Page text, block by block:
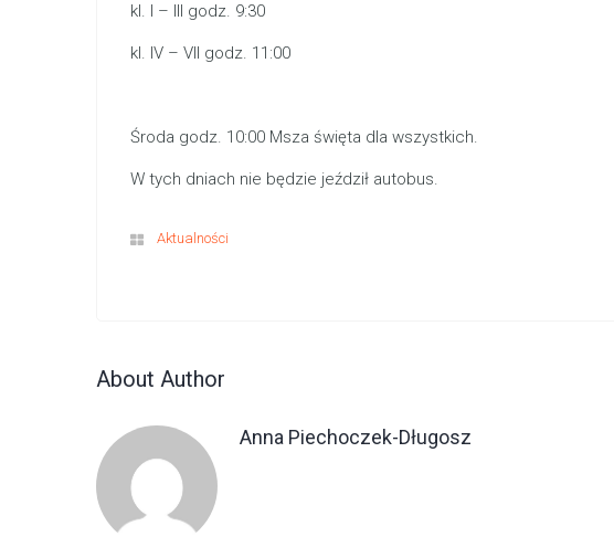
kl. I – III godz. 9:30
kl. IV – VII godz. 11:00
Środa godz. 10:00 Msza święta dla wszystkich.
W tych dniach nie będzie jeździł autobus.
Aktualności
About Author
Anna Piechoczek-Długosz